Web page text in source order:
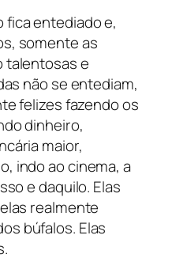
fica entediado e,
somente as
talentosas e
não se entediam,
felizes fazendo os
dinheiro,
maior,
indo ao cinema, a
e daquilo. Elas
realmente
búfalos. Elas